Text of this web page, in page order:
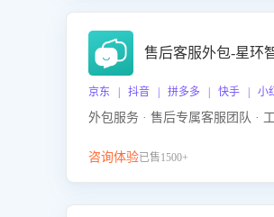
售后客服外包-星环
京东 | 抖音 | 拼多多 | 快手 | 小
外包服务 · 售后专属客服团队 ·
咨询体验已售1500+